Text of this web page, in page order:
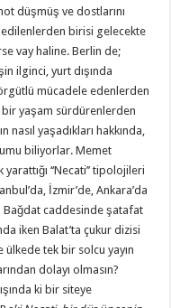
düşmüş ve dostlarını
birisi gelecekte
vay haline. Berlin de;
ilginci, yurt dışında
mücadele edenlerden
yaşam sürdürenlerden
yaşadıkları hakkında,
biliyorlar. Memet
‘‘Necati’’ tipolojileri
İzmir’de, Ankara’da
Bağdat caddesinde şatafat
iken Balat’ta çukur dizisi
tek bir solcu yayın
dolayı olmasın?
ki bir siteye